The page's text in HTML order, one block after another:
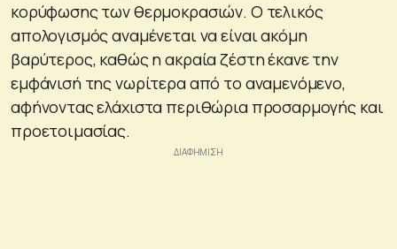
κορύφωσης των θερμοκρασιών. Ο τελικός
απολογισμός αναμένεται να είναι ακόμη
βαρύτερος, καθώς η ακραία ζέστη έκανε την
εμφάνισή της νωρίτερα από το αναμενόμενο,
αφήνοντας ελάχιστα περιθώρια προσαρμογής και
προετοιμασίας.